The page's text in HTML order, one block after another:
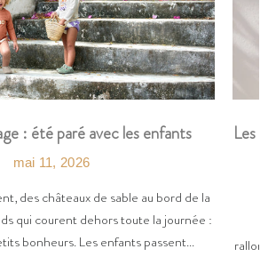
: été paré avec les enfants
mai 11, 2026
des châteaux de sable au bord de la
qui courent dehors toute la journée :
bonheurs. Les enfants passent...
Les